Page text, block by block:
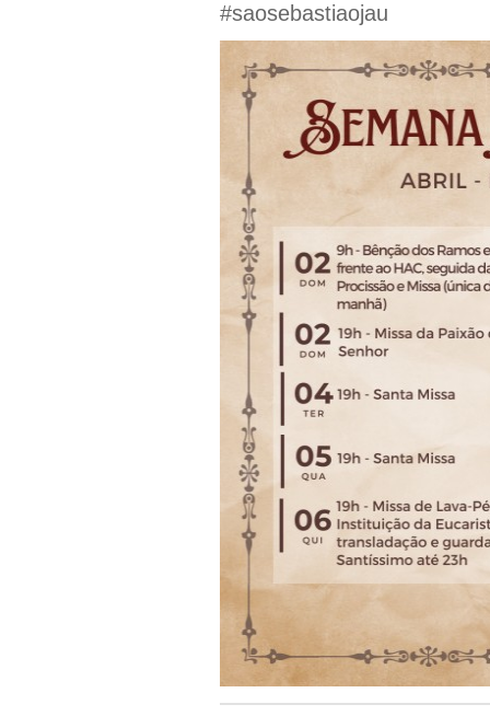
#saosebastiaojau